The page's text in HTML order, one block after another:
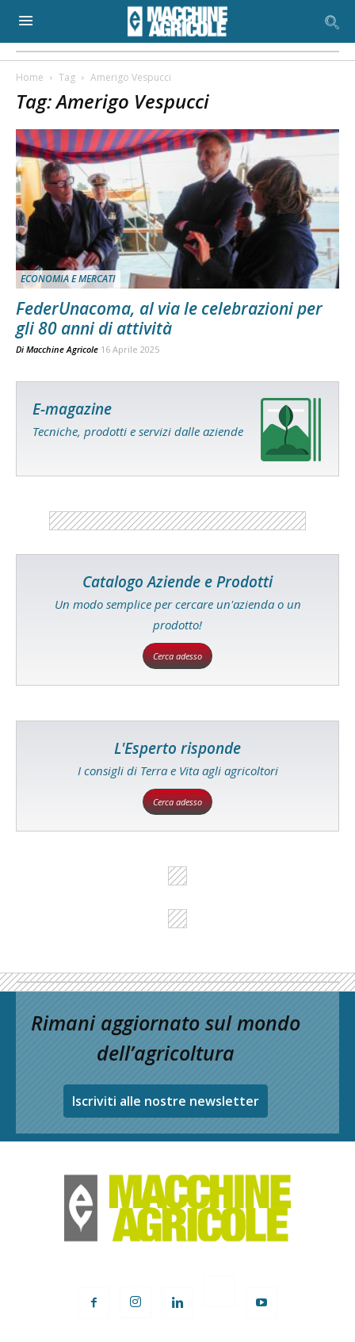
Home Tag Amerigo Vespucci
Tag: Amerigo Vespucci
ECONOMIA E MERCATI
FederUnacoma, al via le celebrazioni per
gli 80 anni di attività
Di Macchine Agricole 16 Aprile 2025
E-magazine
Tecniche, prodotti e servizi dalle aziende
Catalogo Aziende e Prodotti
Un modo semplice per cercare un'azienda o un
prodotto!
Cerca adesso
L'Esperto risponde
I consigli di Terra e Vita agli agricoltori
Cerca adesso
Rimani aggiornato sul mondo
dell’agricoltura
Iscriviti alle nostre newsletter